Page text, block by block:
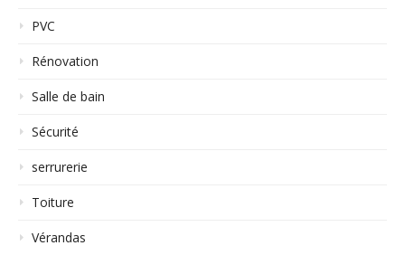
PVC
Rénovation
Salle de bain
Sécurité
serrurerie
Toiture
Vérandas